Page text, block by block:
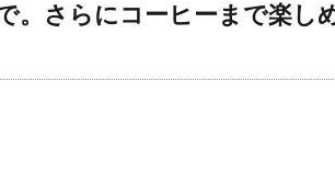
。さらにコーヒーまで楽し